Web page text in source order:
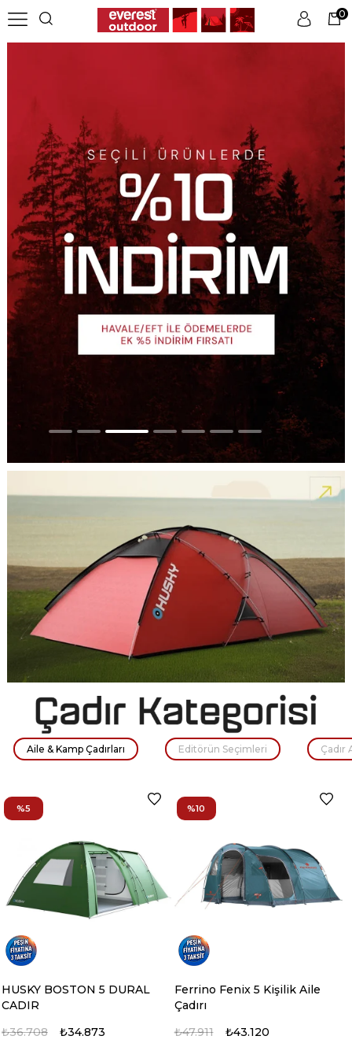
0
Aile & Kamp Çadırları Editörün Seçimleri Çadır
HUSKY BOSTON 5 DURAL
CADIR
₺34.873
₺36.708
%5
Ferrino Fenix 5 Kişilik Aile
Çadırı
₺43.120
₺47.911
%10